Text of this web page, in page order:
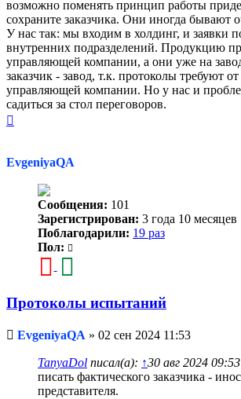
возможно поменять принцип работы
сохраните заказчика. Они иногда бывают
У нас так: мы входим в холдинг, и заявки
внутренних подразделений. Продукцию
управляющей компании, а они уже на
заказчик - завод, т.к. протоколы требуют
управляющей компании. Но у нас и
садиться за стол переговоров.
EvgeniyaQA
Сообщения: 101
Зарегистрирован: 3 года 10 месяцев
Поблагодарили: 19 раз
Пол:
Протоколы испытаний
Непрочитанное
сообщение
EvgeniyaQA » 02 сен 2024 11:53
TanyaDol писал(а): ↑30 авг 2024 09:53
писать фактического заказчика -
представителя.